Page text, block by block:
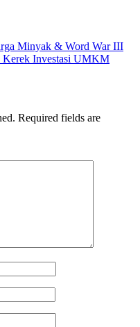
Minyak & Word War III
Kerek Investasi UMKM
Required fields are